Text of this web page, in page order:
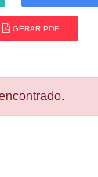
GERAR PDF